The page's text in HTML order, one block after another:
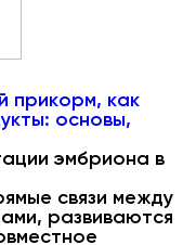
прикорм, как
основы,
эмбриона в
связи между
развиваются